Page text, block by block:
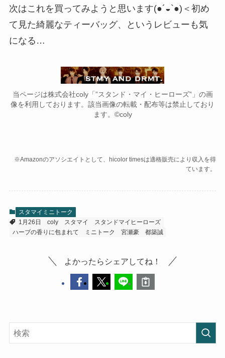
次はこれを買ってみようと思います(●´◒`●)＜初め
て見た綺麗なティーバッグ、というレビューも気
になる…
当ページは株式会社coly「”スタンド・マイ・ヒーローズ”」の画
像を利用しております。該当画像の転載・配布等は禁止しており
ます。©coly
※Amazonのアソシエイトとして、hicolor timesは適格販売により収入を得
ています。
スタマイミニトーク
1月26日
coly スタマイ
スタンドマイヒーローズ
ハーブの香りに包まれて
ミニトーク 宮瀬豪 都築誠
よかったらシェアしてね！